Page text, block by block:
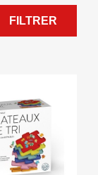
FILTRER